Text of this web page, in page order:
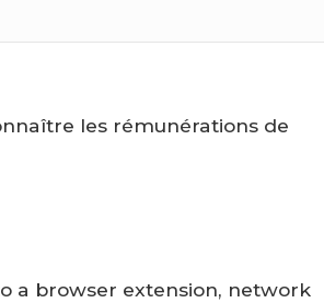
a browser extension, network